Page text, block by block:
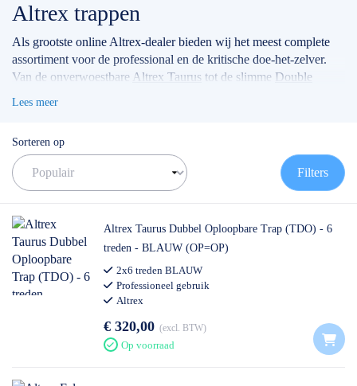
Altrex trappen
Als grootste online Altrex-dealer bieden wij het meest complete
assortiment voor de professional en de kritische doe-het-zelver.
Van de onverwoestbare Altrex Taurus tot de slimme Double
✅ Snelste levering: Direct uit eigen voorraad op jouw locatie.
✅ Gecertificeerd: Altijd voldoen aan de strengste NEN-normen
en Warenwet.
✅ Expert advies:Profiteer van de kennis
van de officiële nr. 1
Lees meer
Sorteren op
Filters
Altrex Taurus Dubbel Oploopbare Trap (TDO) - 6
treden - BLAUW (OP=OP)
2x6 treden BLAUW
Professioneel gebruik
Altrex
€ 320,00 excl. BTW
Op voorraad